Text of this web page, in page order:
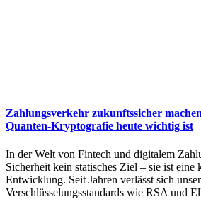
Zahlungsverkehr zukunftssicher
Quanten-Kryptografie heute wichtig ist
In der Welt von Fintech und digitalem
Sicherheit kein statisches Ziel – sie ist eine
Entwicklung. Seit Jahren verlässt sich
Verschlüsselungsstandards wie RSA und